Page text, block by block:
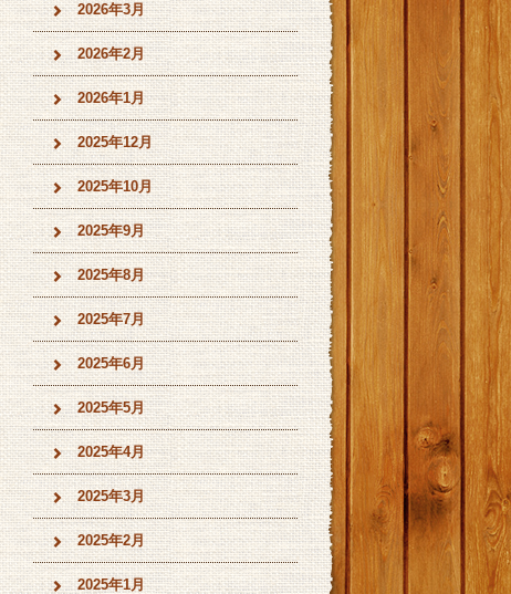
2026年3月
2026年2月
2026年1月
2025年12月
2025年10月
2025年9月
2025年8月
2025年7月
2025年6月
2025年5月
2025年4月
2025年3月
2025年2月
2025年1月